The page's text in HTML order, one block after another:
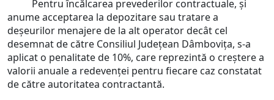
Pentru încălcarea prevederilor contractuale, și
anume acceptarea la depozitare sau tratare a
deșeurilor menajere de la alt operator decât cel
desemnat de către Consiliul Județean Dâmbovița, s-a
aplicat o penalitate de 10%, care reprezintă o creștere a
valorii anuale a redevenței pentru fiecare caz constatat
de către autoritatea contractantă.